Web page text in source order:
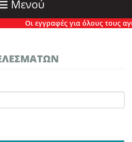
Μενού
Οι εγγραφές για όλους τους